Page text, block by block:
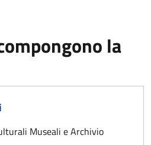
la
Museali e Archivio